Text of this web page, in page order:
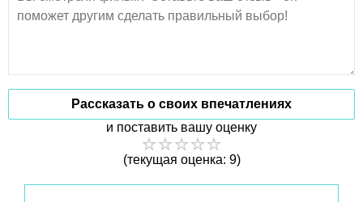
Рассказать о своих впечатлениях
и поставить вашу оценку
(текущая оценка: 9)